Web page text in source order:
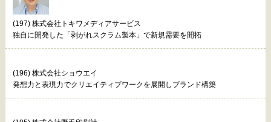
(197) 株式会社トキワメディアサービス
独自に開発した「剥がれスクラム製本」で新規需要を開拓
(196) 株式会社ショウエイ
発想力と表現力でクリエイティブワークを展開しブランド構築